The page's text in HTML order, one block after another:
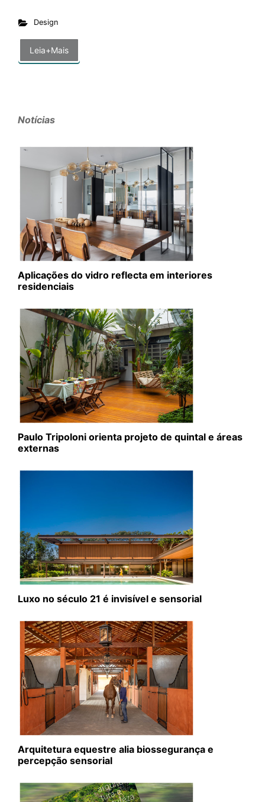
Design
Leia+Mais
Notícias
Aplicações do vidro reflecta em interiores
residenciais
Paulo Tripoloni orienta projeto de quintal e áreas
externas
Luxo no século 21 é invisível e sensorial
Arquitetura equestre alia biossegurança e
percepção sensorial